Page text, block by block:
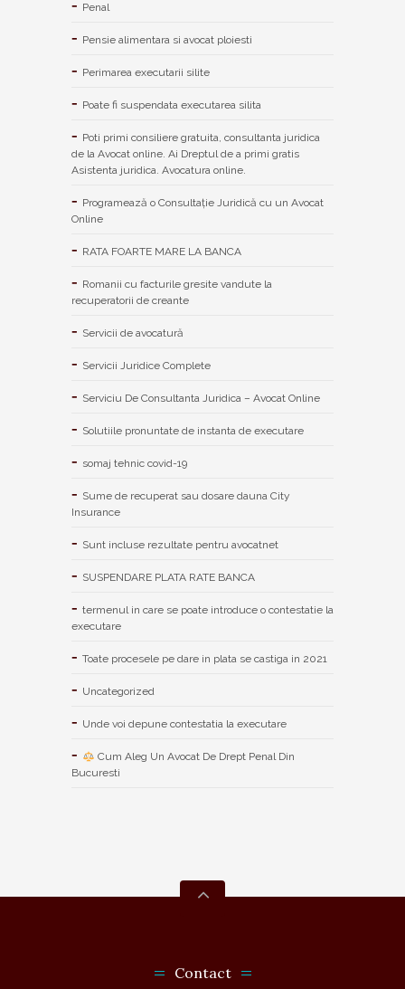
Penal
Pensie alimentara si avocat ploiesti
Perimarea executarii silite
Poate fi suspendata executarea silita
Poti primi consiliere gratuita, consultanta juridica
de la Avocat online. Ai Dreptul de a primi gratis
Asistenta juridica. Avocatura online.
Programează o Consultație Juridică cu un Avocat
Online
RATA FOARTE MARE LA BANCA
Romanii cu facturile gresite vandute la
recuperatorii de creante
Servicii de avocatură
Servicii Juridice Complete
Serviciu De Consultanta Juridica – Avocat Online
Solutiile pronuntate de instanta de executare
somaj tehnic covid-19
Sume de recuperat sau dosare dauna City
Insurance
Sunt incluse rezultate pentru avocatnet
SUSPENDARE PLATA RATE BANCA
termenul in care se poate introduce o contestatie la
executare
Toate procesele pe dare in plata se castiga in 2021
Uncategorized
Unde voi depune contestatia la executare
Cum Aleg Un Avocat De Drept Penal Din
Bucuresti
Contact